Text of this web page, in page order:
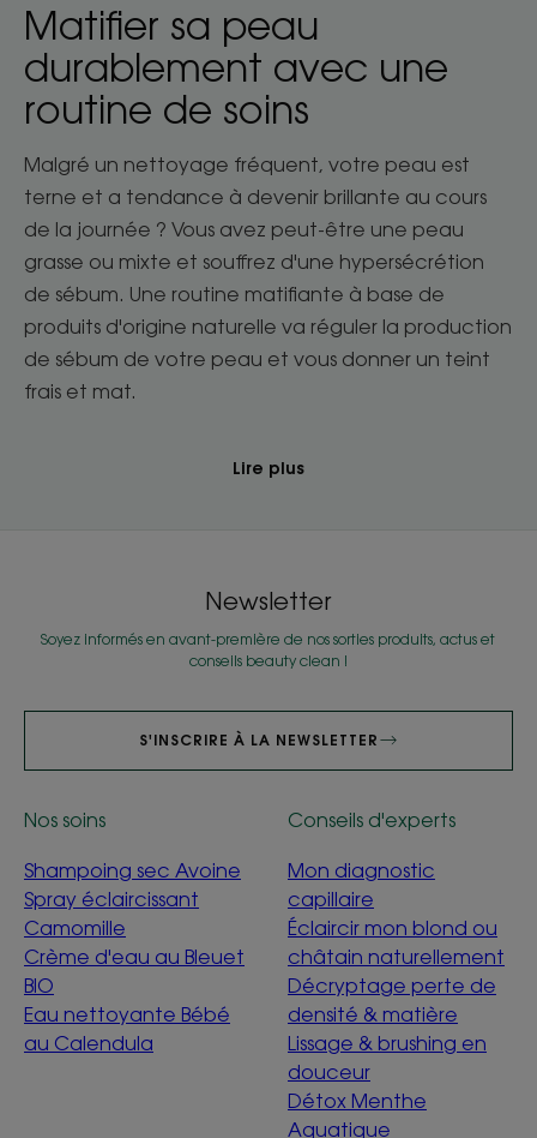
Matifier sa peau
durablement avec une
routine de soins
Malgré un nettoyage fréquent, votre peau est
terne et a tendance à devenir brillante au cours
de la journée ? Vous avez peut-être une peau
grasse ou mixte et souffrez d'une hypersécrétion
de sébum. Une routine matifiante à base de
produits d'origine naturelle va réguler la production
de sébum de votre peau et vous donner un teint
frais et mat.
Lire plus
Newsletter
Soyez informés en avant-première de nos sorties produits, actus et
conseils beauty clean !
S'INSCRIRE À LA NEWSLETTER
Nos soins
Shampoing sec Avoine
Spray éclaircissant
Camomille
Crème d'eau au Bleuet
BIO
Eau nettoyante Bébé
au Calendula
Conseils d'experts
Mon diagnostic
capillaire
Éclaircir mon blond ou
châtain naturellement
Décryptage perte de
densité & matière
Lissage & brushing en
douceur
Détox Menthe
Aquatique